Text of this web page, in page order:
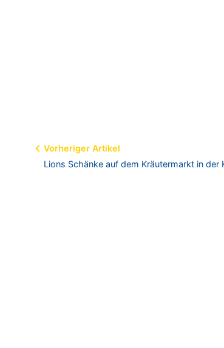
Vorheriger Artikel
Lions Schänke auf dem Kräutermarkt in